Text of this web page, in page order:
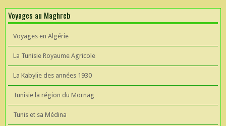
Voyages au Maghreb
Voyages en Algérie
La Tunisie Royaume Agricole
La Kabylie des années 1930
Tunisie la région du Mornag
Tunis et sa Médina